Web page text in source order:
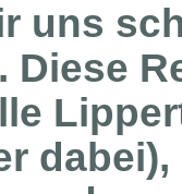
uns
Diese